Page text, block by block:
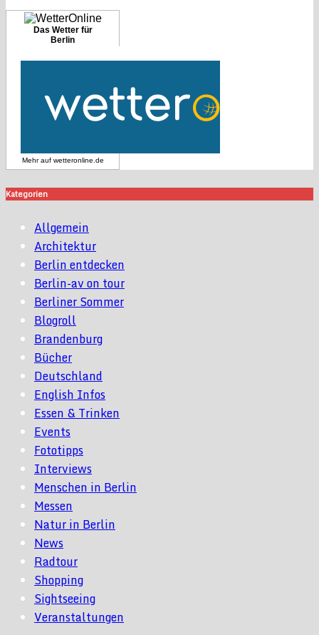
Das Wetter für
Berlin
Mehr auf wetteronline.de
Kategorien
Allgemein
Architektur
Berlin entdecken
Berlin-av on tour
Berliner Sommer
Blogroll
Brandenburg
Bücher
Deutschland
English Infos
Essen & Trinken
Events
Fototipps
Interviews
Menschen in Berlin
Messen
Natur in Berlin
News
Radtour
Shopping
Sightseeing
Veranstaltungen